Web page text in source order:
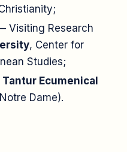
Visiting Research
, Center for
Studies;
Tantur Ecumenical
Dame).